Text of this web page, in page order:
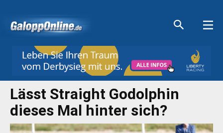
Lässt Straight Godolphin
dieses Mal hinter sich?